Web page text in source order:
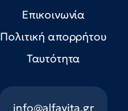
Επικοινωνία
Πολιτική απορρήτου
Ταυτότητα
info@alfavita.gr